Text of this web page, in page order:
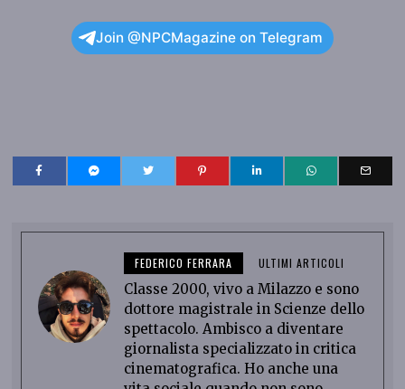
Join @NPCMagazine on Telegram
FEDERICO FERRARA ULTIMI ARTICOLI
Classe 2000, vivo a Milazzo e sono
dottore magistrale in Scienze dello
spettacolo. Ambisco a diventare
giornalista specializzato in critica
cinematografica. Ho anche una